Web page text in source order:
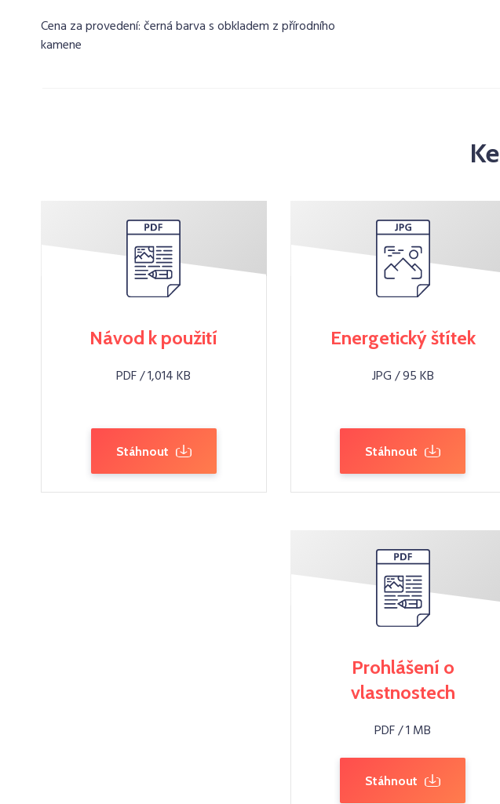
Cena za provedení: černá barva s obkladem z přírodního
kamene
Ke
Návod k použití
PDF / 1,014 KB
Stáhnout
Energetický štítek
JPG / 95 KB
Stáhnout
Prohlášení o
vlastnostech
PDF / 1 MB
Stáhnout